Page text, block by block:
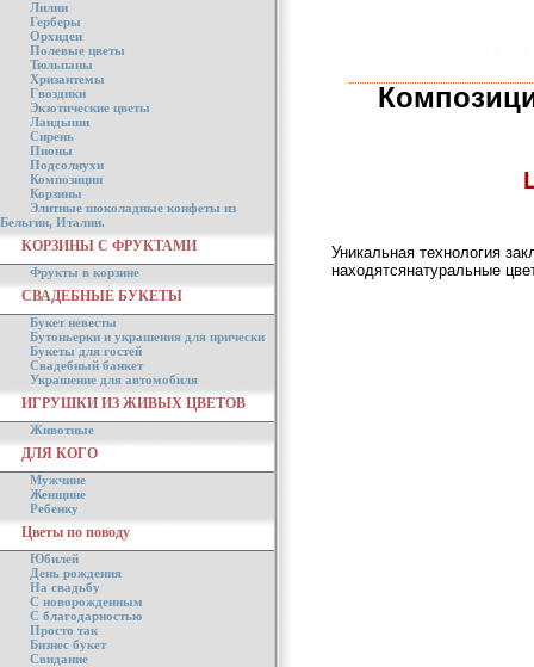
Лилии
Герберы
Орхидеи
Полевые цветы
Тюльпаны
Хризантемы
Гвоздики
Экзотические цветы
Ландыши
Сирень
Пионы
Подсолнухи
Композиции
Корзины
Элитные шоколадные конфеты из
Бельгии, Италии.
КОРЗИНЫ С ФРУКТАМИ
Фрукты в корзине
СВАДЕБНЫЕ БУКЕТЫ
Букет невесты
Бутоньерки и украшения для прически
Букеты для гостей
Свадебный банкет
Украшение для автомобиля
ИГРУШКИ ИЗ ЖИВЫХ ЦВЕТОВ
Животные
ДЛЯ КОГО
Мужчине
Женщине
Ребенку
Цветы по поводу
Юбилей
День рождения
На свадьбу
С новорожденным
С благодарностью
Просто так
Бизнес букет
Свидание
Уникальная технология
находятсянатуральные